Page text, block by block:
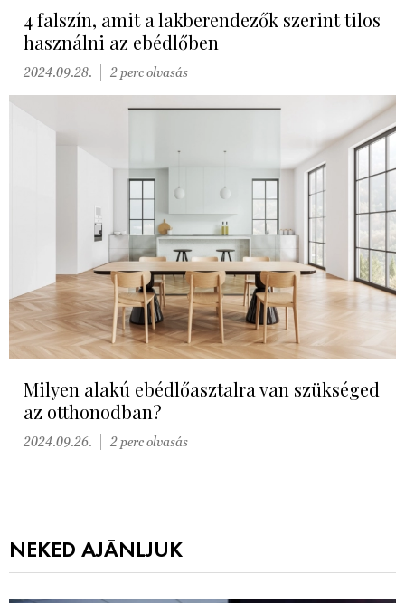
4 falszín, amit a lakberendezők szerint tilos
használni az ebédlőben
2024.09.28. 2 perc olvasás
Milyen alakú ebédlőasztalra van szükséged
az otthonodban?
2024.09.26. 2 perc olvasás
NEKED AJÁNLJUK